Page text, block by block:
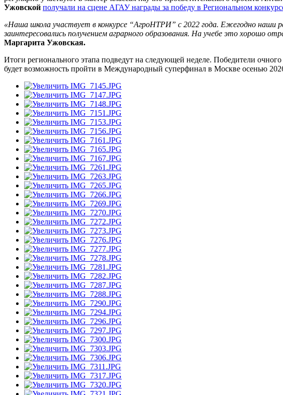
Ужовской получали на сцене АГАУ награды за победу в Региональном
«Наша школа участвует в конкурсе “АгроНТРИ” с 2022 года. Ежегодно наши
заинтересовались получением аграрного образования. На учебе это хорошо
Маргарита Ужовская.
Итоги регионального этапа подведут на следующей неделе. Победители
будет возможность пройти в Международный суперфинал в Москве осенью